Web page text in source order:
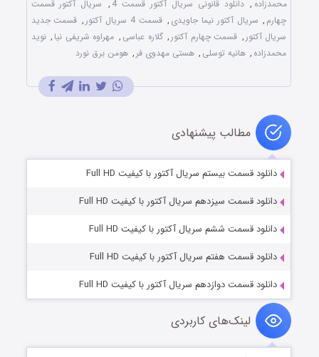
محمدزاده , دانلود قانونی سریال آکتور قسمت 4 , سریال آکتور قسمت
چهارم , سریال آکتور نیما جاویدی , قسمت 4 سریال آکتور , قسمت جدید
سریال آکتور , قسمت چهارم آکتور , گلاره عباسی , مهراوه شریفی نیا , نوید
محمدزاده , هانیه توسلی , هستی مهدوی فر , هومن برق نورد
مطالب پیشنهادی
دانلود قسمت بیستم سریال آکتور با کیفیت Full HD
دانلود قسمت سیزدهم سریال آکتور با کیفیت Full HD
دانلود قسمت ششم سریال آکتور با کیفیت Full HD
دانلود قسمت هفتم سریال آکتور با کیفیت Full HD
دانلود قسمت دوازدهم سریال آکتور با کیفیت Full HD
لینک‌های کاربردی